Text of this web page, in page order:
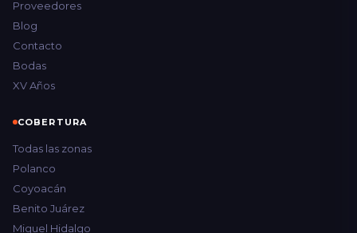
Proveedores
Blog
Contacto
Bodas
XV Años
COBERTURA
Todas las zonas
Polanco
Coyoacán
Benito Juárez
Miguel Hidalgo